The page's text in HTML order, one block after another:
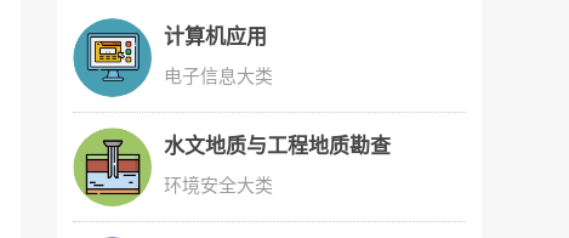
计算机应用
电子信息大类
水文地质与工程地质勘查
环境安全大类